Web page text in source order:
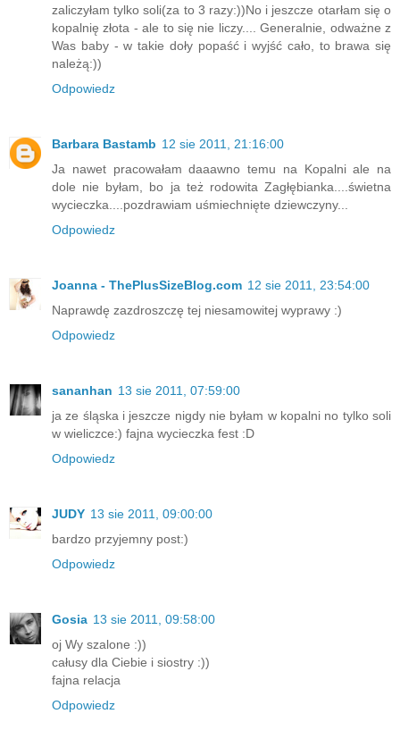
zaliczyłam tylko soli(za to 3 razy:))No i jeszcze otarłam się o
kopalnię złota - ale to się nie liczy.... Generalnie, odważne z
Was baby - w takie doły popaść i wyjść cało, to brawa się
należą:))
Odpowiedz
Barbara Bastamb 12 sie 2011, 21:16:00
Ja nawet pracowałam daaawno temu na Kopalni ale na
dole nie byłam, bo ja też rodowita Zagłębianka....świetna
wycieczka....pozdrawiam uśmiechnięte dziewczyny...
Odpowiedz
Joanna - ThePlusSizeBlog.com 12 sie 2011, 23:54:00
Naprawdę zazdroszczę tej niesamowitej wyprawy :)
Odpowiedz
sananhan 13 sie 2011, 07:59:00
ja ze śląska i jeszcze nigdy nie byłam w kopalni no tylko soli
w wieliczce:) fajna wycieczka fest :D
Odpowiedz
JUDY 13 sie 2011, 09:00:00
bardzo przyjemny post:)
Odpowiedz
Gosia 13 sie 2011, 09:58:00
oj Wy szalone :))
całusy dla Ciebie i siostry :))
fajna relacja
Odpowiedz